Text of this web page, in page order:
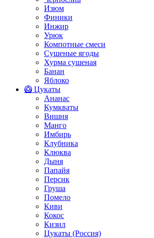
Изюм
Финики
Инжир
Урюк
Компотные смеси
Сушеные ягоды
Хурма сушеная
Банан
Яблоко
🥝 Цукаты
Ананас
Кумкваты
Вишня
Манго
Имбирь
Клубника
Клюква
Дыня
Папайя
Персик
Груша
Помело
Киви
Кокос
Кизил
Цукаты (Россия)